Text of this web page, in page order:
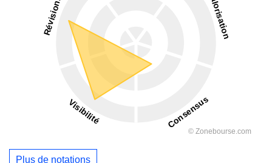
Plus de notations